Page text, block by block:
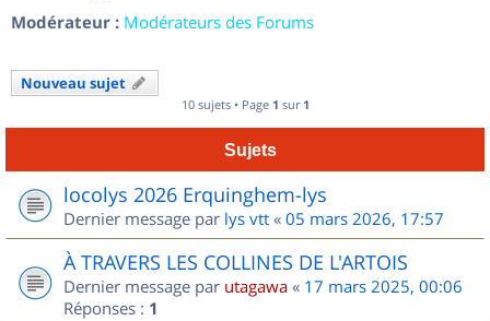
Modérateur : Modérateurs des Forums
Nouveau sujet
10 sujets • Page 1 sur 1
Sujets
locolys 2026 Erquinghem-lys
Dernier message par lys vtt « 05 mars 2026, 17:57
À TRAVERS LES COLLINES DE L'ARTOIS
Dernier message par utagawa « 17 mars 2025, 00:06
Réponses : 1